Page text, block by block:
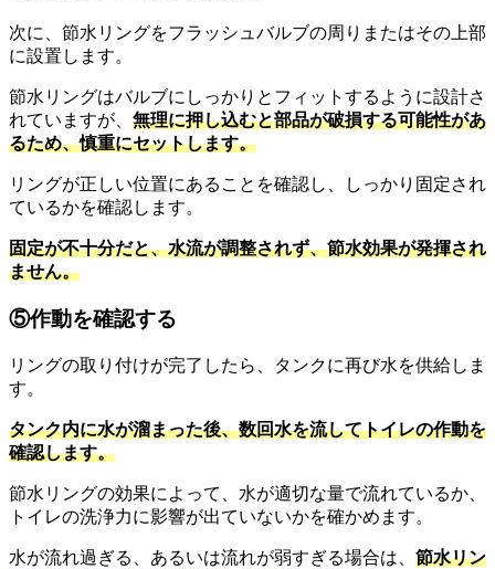
次に、節水リングをフラッシュバルブの周りまたはその上部
に設置します。
節水リングはバルブにしっかりとフィットするように設計さ
れていますが、 無理に押し込むと部品が破損する可能性があ
るため、慎重にセットします。
リングが正しい位置にあることを確認し、しっかり固定され
ているかを確認します。
固定が不十分だと、水流が調整されず、節水効果が発揮され
ません。
⑤作動を確認する
リングの取り付けが完了したら、タンクに再び水を供給しま
す。
タンク内に水が溜まった後、数回水を流してトイレの作動を
確認します。
節水リングの効果によって、水が適切な量で流れているか、
トイレの洗浄力に影響が出ていないかを確かめます。
水が流れ過ぎる、あるいは流れが弱すぎる場合は、 節水リン